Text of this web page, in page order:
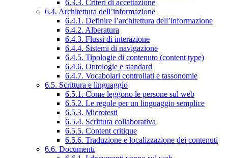
6.3.3. Criteri di accettazione
6.4. Architettura dell’informazione
6.4.1. Definire l’architettura dell’informazione
6.4.2. Alberatura
6.4.3. Flussi di interazione
6.4.4. Sistemi di navigazione
6.4.5. Tipologie di contenuto (content type)
6.4.6. Ontologie e standard
6.4.7. Vocabolari controllati e tassonomie
6.5. Scrittura e linguaggio
6.5.1. Come leggono le persone sul web
6.5.2. Le regole per un linguaggio semplice
6.5.3. Microtesti
6.5.4. Scrittura collaborativa
6.5.5. Content critique
6.5.6. Traduzione e localizzazione dei contenuti
6.6. Documenti